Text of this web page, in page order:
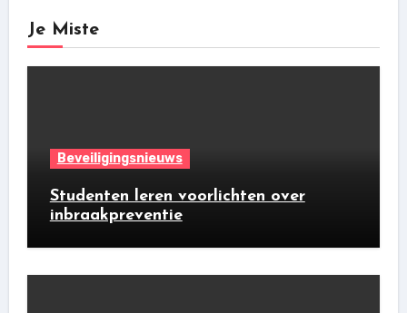
Je Miste
Beveiligingsnieuws
Studenten leren voorlichten over
inbraakpreventie